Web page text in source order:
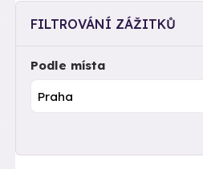
FILTROVÁNÍ ZÁŽITKŮ
Podle místa